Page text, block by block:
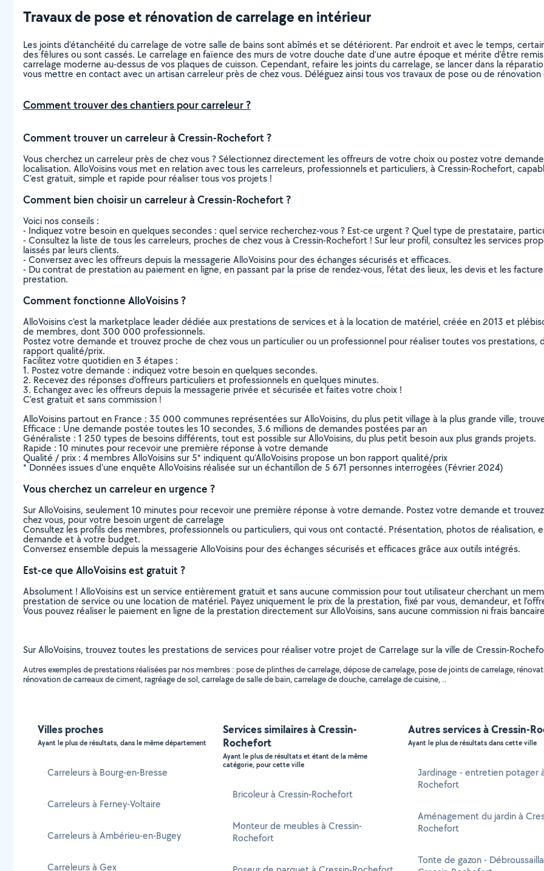
Travaux de pose et rénovation de carrelage en intérieur
Les joints d’étanchéité du carrelage de votre salle de bains sont abîmés et se détériorent. Par endroit et avec le temps,
des fêlures ou sont cassés. Le carrelage en faïence des murs de votre douche date d’une autre époque et mérite d’être
carrelage moderne au-dessus de vos plaques de cuisson. Cependant, refaire les joints du carrelage, se lancer dans la
vous mettre en contact avec un artisan carreleur près de chez vous. Déléguez ainsi tous vos travaux de pose ou de rénovation
Comment trouver des chantiers pour carreleur ?
Comment trouver un carreleur à Cressin-Rochefort ?
Vous cherchez un carreleur près de chez vous ? Sélectionnez directement les offreurs de votre choix ou postez votre
localisation. AlloVoisins vous met en relation avec tous les carreleurs, professionnels et particuliers, à Cressin-Rochefort,
C’est gratuit, simple et rapide pour réaliser tous vos projets !
Comment bien choisir un carreleur à Cressin-Rochefort ?
Voici nos conseils :
- Indiquez votre besoin en quelques secondes : quel service recherchez-vous ? Est-ce urgent ? Quel type de prestataire,
- Consultez la liste de tous les carreleurs, proches de chez vous à Cressin-Rochefort ! Sur leur profil, consultez les services
laissés par leurs clients.
- Conversez avec les offreurs depuis la messagerie AlloVoisins pour des échanges sécurisés et efficaces.
- Du contrat de prestation au paiement en ligne, en passant par la prise de rendez-vous, l’état des lieux, les devis et les
prestation.
Comment fonctionne AlloVoisins ?
AlloVoisins c’est la marketplace leader dédiée aux prestations de services et à la location de matériel, créée en 2013 et
de membres, dont 300 000 professionnels.
Postez votre demande et trouvez proche de chez vous un particulier ou un professionnel pour réaliser toutes vos
rapport qualité/prix.
Facilitez votre quotidien en 3 étapes :
1. Postez votre demande : indiquez votre besoin en quelques secondes.
2. Recevez des réponses d’offreurs particuliers et professionnels en quelques minutes.
3. Echangez avec les offreurs depuis la messagerie privée et sécurisée et faites votre choix !
C’est gratuit et sans commission !
AlloVoisins partout en France : 35 000 communes représentées sur AlloVoisins, du plus petit village à la plus grande ville,
Efficace : Une demande postée toutes les 10 secondes, 3.6 millions de demandes postées par an
Généraliste : 1 250 types de besoins différents, tout est possible sur AlloVoisins, du plus petit besoin aux plus grands projets.
Rapide : 10 minutes pour recevoir une première réponse à votre demande
Qualité / prix : 4 membres AlloVoisins sur 5* indiquent qu’AlloVoisins propose un bon rapport qualité/prix
* Données issues d’une enquête AlloVoisins réalisée sur un échantillon de 5 671 personnes interrogées (Février 2024)
Vous cherchez un carreleur en urgence ?
Sur AlloVoisins, seulement 10 minutes pour recevoir une première réponse à votre demande. Postez votre demande et
chez vous, pour votre besoin urgent de carrelage
Consultez les profils des membres, professionnels ou particuliers, qui vous ont contacté. Présentation, photos de réalisation,
demande et à votre budget.
Conversez ensemble depuis la messagerie AlloVoisins pour des échanges sécurisés et efficaces grâce aux outils intégrés.
Est-ce que AlloVoisins est gratuit ?
Absolument ! AlloVoisins est un service entièrement gratuit et sans aucune commission pour tout utilisateur cherchant un
prestation de service ou une location de matériel. Payez uniquement le prix de la prestation, fixé par vous, demandeur, et
Vous pouvez réaliser le paiement en ligne de la prestation directement sur AlloVoisins, sans aucune commission ni frais
Sur AlloVoisins, trouvez toutes les prestations de services pour réaliser votre projet de Carrelage sur la ville de Cressin-
Autres exemples de prestations réalisées par nos membres : pose de plinthes de carrelage, dépose de carrelage, pose de joints de carrelage,
rénovation de carreaux de ciment, ragréage de sol, carrelage de salle de bain, carrelage de douche, carrelage de cuisine, ..
Villes proches
Ayant le plus de résultats, dans le même département
Carreleurs à Bourg-en-Bresse
Carreleurs à Ferney-Voltaire
Carreleurs à Ambérieu-en-Bugey
Carreleurs à Gex
Services similaires à Cressin-
Rochefort
Ayant le plus de résultats et étant de la même
catégorie, pour cette ville
Bricoleur à Cressin-Rochefort
Monteur de meubles à Cressin-
Rochefort
Autres services à Cressin-
Ayant le plus de résultats dans cette ville
Jardinage - entretien potager
Rochefort
Aménagement du jardin à
Rochefort
Tonte de gazon -